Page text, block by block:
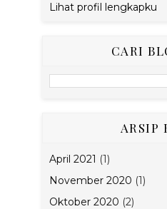
Lihat profil lengkapku
CARI
ARSIP
April 2021 (1)
November 2020 (1)
Oktober 2020 (2)